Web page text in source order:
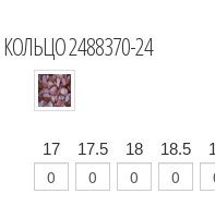
КОЛЬЦО 2488370-24
17 17.5 18 18.5